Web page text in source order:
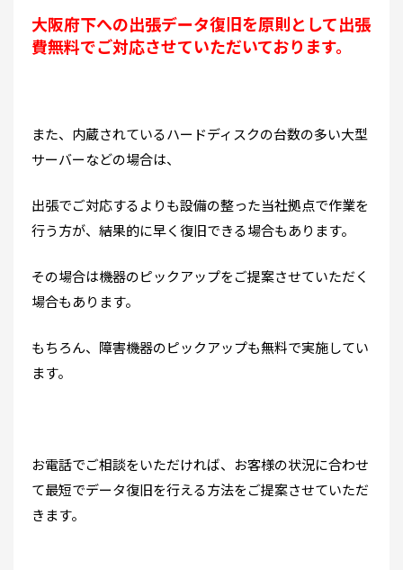
大阪府下への出張データ復旧を原則として出張
費無料でご対応させていただいております。
また、内蔵されているハードディスクの台数の多い大型
サーバーなどの場合は、
出張でご対応するよりも設備の整った当社拠点で作業を
行う方が、結果的に早く復旧できる場合もあります。
その場合は機器のピックアップをご提案させていただく
場合もあります。
もちろん、障害機器のピックアップも無料で実施してい
ます。
お電話でご相談をいただければ、お客様の状況に合わせ
て最短でデータ復旧を行える方法をご提案させていただ
きます。